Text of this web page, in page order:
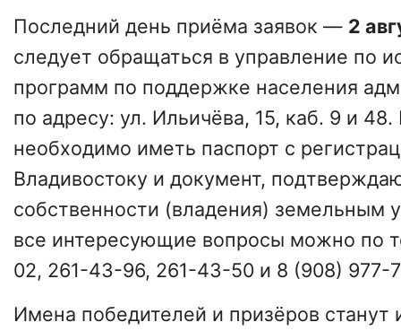
Последний день приёма заявок — 2
следует обращаться в управление по
программ по поддержке населения
по адресу: ул. Ильичёва, 15, каб. 9 и
необходимо иметь паспорт с
Владивостоку и документ,
собственности (владения) земельным
все интересующие вопросы можно по
02, 261-43-96, 261-43-50 и 8 (908) 977-
Имена победителей и призёров станут